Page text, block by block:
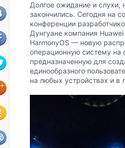
Долгое ожидание и слухи,
закончились. Сегодня на
конференции
Дунгуане компания
HarmonyOS — новую
операционную систему на
предназначенную для
единообразного
на любых устройствах и в